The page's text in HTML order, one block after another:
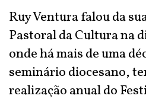
Ruy Ventura falou da
Pastoral da Cultura na
onde há mais de uma
seminário diocesano,
realização anual do